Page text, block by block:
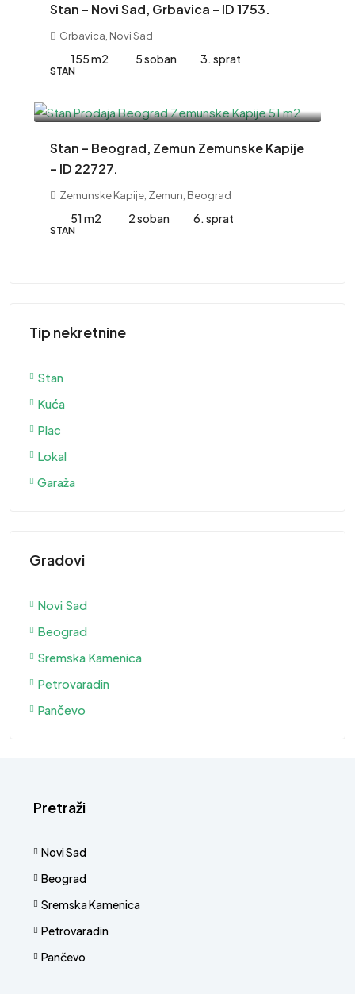
Stan – Novi Sad, Grbavica – ID 1753.
Grbavica, Novi Sad
155 m2 5 soban 3. sprat
STAN
Stan – Beograd, Zemun Zemunske Kapije
– ID 22727.
Zemunske Kapije, Zemun, Beograd
51 m2 2 soban 6. sprat
STAN
Tip nekretnine
Stan
Kuća
Plac
Lokal
Garaža
Gradovi
Novi Sad
Beograd
Sremska Kamenica
Petrovaradin
Pančevo
Pretraži
Novi Sad
Beograd
Sremska Kamenica
Petrovaradin
Pančevo